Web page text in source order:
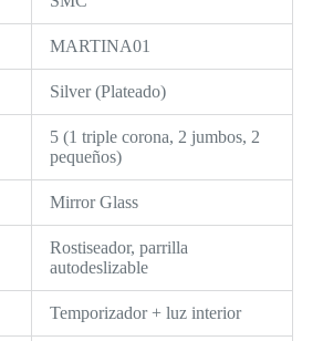
MARTINA01
Silver (Plateado)
5 (1 triple corona, 2 jumbos, 2
pequeños)
Mirror Glass
Rostiseador, parrilla
autodeslizable
Temporizador + luz interior